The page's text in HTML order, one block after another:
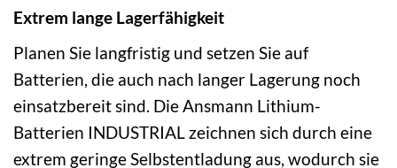
Extrem lange Lagerfähigkeit
Planen Sie langfristig und setzen Sie auf
Batterien, die auch nach langer Lagerung noch
einsatzbereit sind. Die Ansmann Lithium-
Batterien INDUSTRIAL zeichnen sich durch eine
extrem geringe Selbstentladung aus, wodurch sie